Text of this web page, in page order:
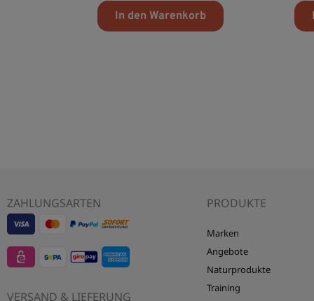
von
In den Warenkorb
von
ZAHLUNGSARTEN
Visa
-
LebensForm24
Mastercard
-
LebensForm24
Sofort
Überweisung
-
EPS
-
LebensForm24
Sepa
Banktransfer
VERSAND & LIEFERUNG
PRODUKTE
Marken
Angebote
Naturprodukte
Training